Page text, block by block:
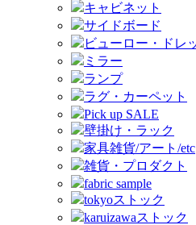
キャビネット
サイドボード
ビューロー・ドレ
ミラー
ランプ
ラグ・カーペット
Pick up SALE
壁掛け・ラック
家具雑貨/アート/etc
雑貨・プロダクト
fabric sample
tokyoストック
karuizawaストック